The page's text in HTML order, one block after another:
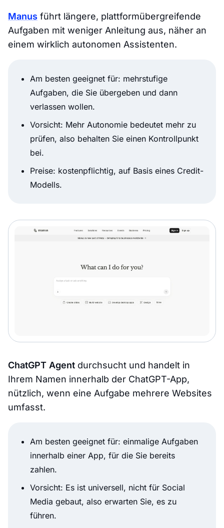
Manus führt längere, plattformübergreifende
Aufgaben mit weniger Anleitung aus, näher an
einem wirklich autonomen Assistenten.
Am besten geeignet für: mehrstufige
Aufgaben, die Sie übergeben und dann
verlassen wollen.
Vorsicht: Mehr Autonomie bedeutet mehr zu
prüfen, also behalten Sie einen Kontrollpunkt
bei.
Preise: kostenpflichtig, auf Basis eines Credit-
Modells.
ChatGPT Agent durchsucht und handelt in
Ihrem Namen innerhalb der ChatGPT-App,
nützlich, wenn eine Aufgabe mehrere Websites
umfasst.
Am besten geeignet für: einmalige Aufgaben
innerhalb einer App, für die Sie bereits
zahlen.
Vorsicht: Es ist universell, nicht für Social
Media gebaut, also erwarten Sie, es zu
führen.